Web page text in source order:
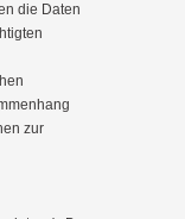
die Daten
zur